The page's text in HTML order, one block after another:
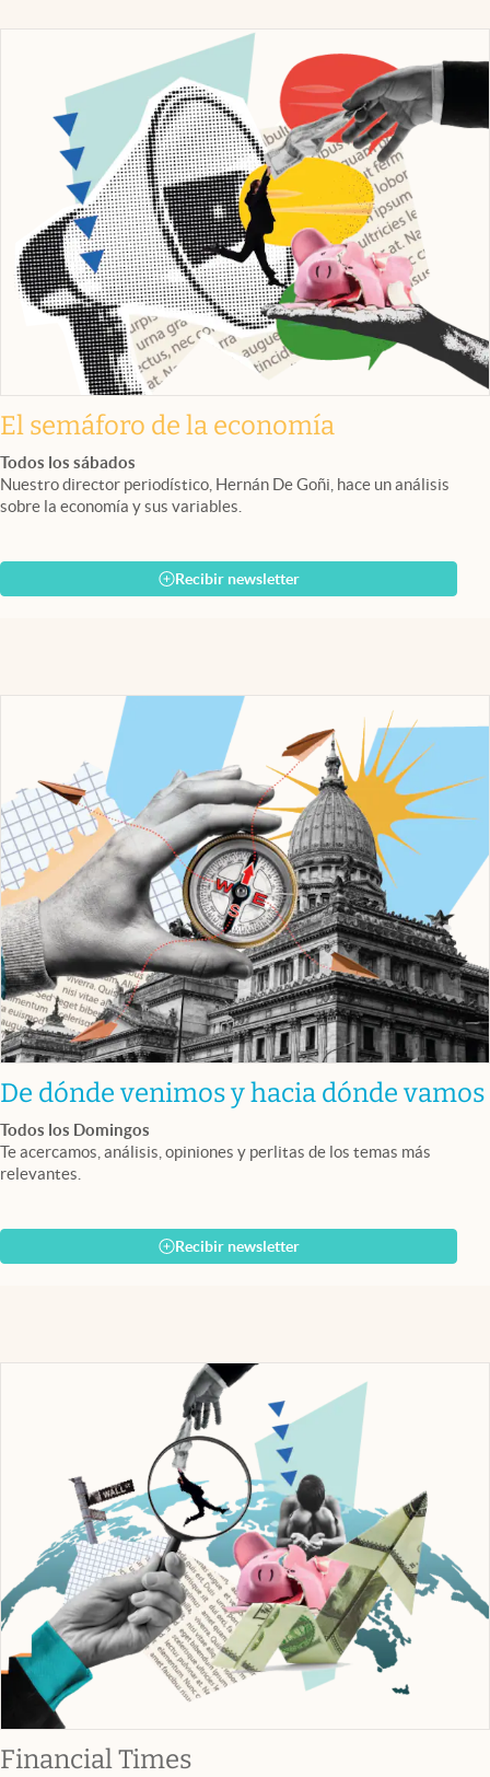
El semáforo de la economía
Todos los sábados
Nuestro director periodístico, Hernán De Goñi, hace un análisis
sobre la economía y sus variables.
Recibir newsletter
De dónde venimos y hacia dónde vamos
Todos los Domingos
Te acercamos, análisis, opiniones y perlitas de los temas más
relevantes.
Recibir newsletter
Financial Timesabre en nueva pestaña